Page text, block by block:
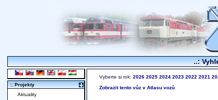
..:
Vyberte si rok: 2026 2025 2024 2023 2022 2021
Zobrazit tento vůz v Atlasu vozů
:. Projekty
Aktuality